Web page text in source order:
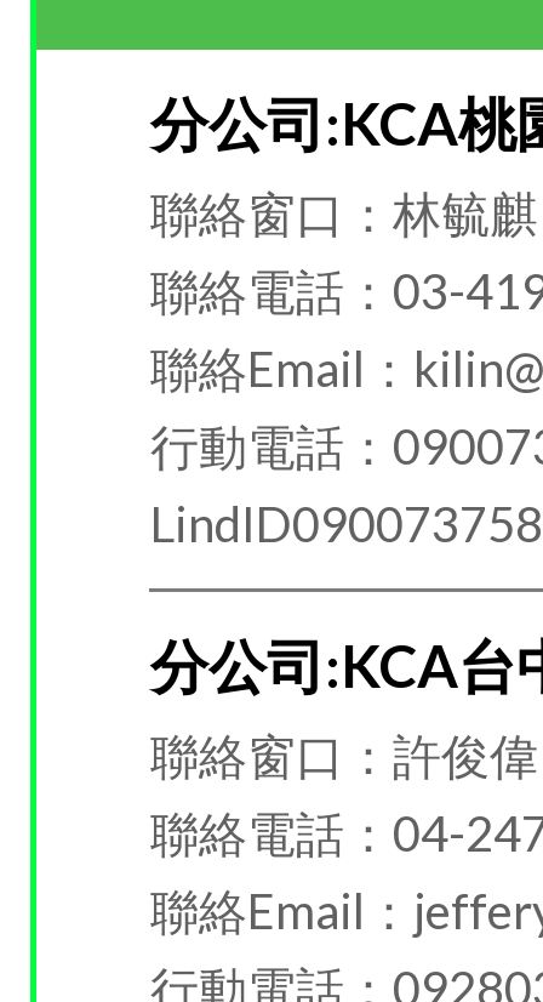
分公司:KCA桃
聯絡窗口：林毓麒
聯絡電話：03-
聯絡Email：
行動電話：
分公司:KCA台
聯絡窗口：許俊偉
聯絡電話：04-
聯絡Email：
行動電話：